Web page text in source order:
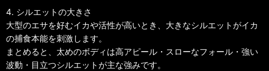
4. シルエットの大きさ
大型のエサを好むイカや活性が高いとき、大きなシルエットがイカ
の捕食本能を刺激します。
まとめると、太めのボディは高アピール・スローなフォール・強い
波動・目立つシルエットが主な強みです。